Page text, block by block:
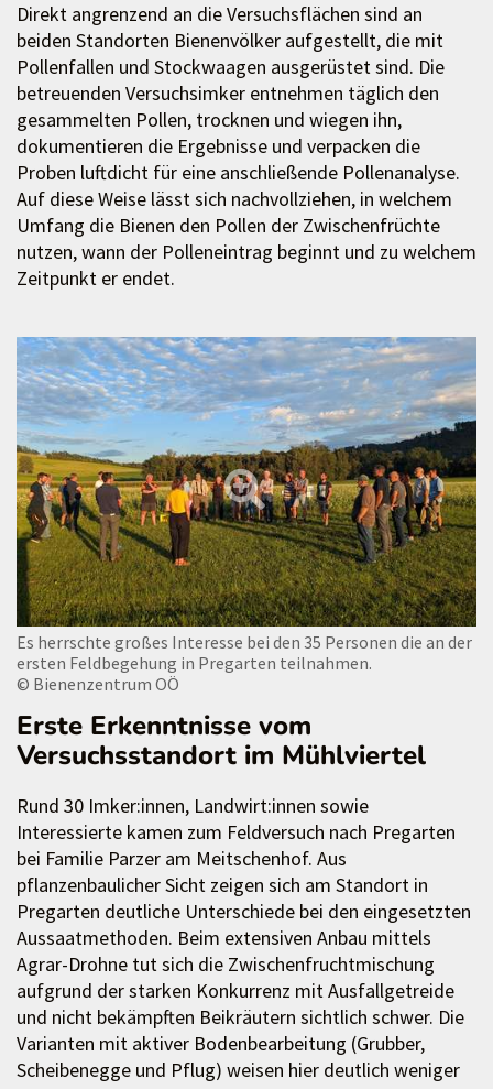
Direkt angrenzend an die Versuchsflächen sind an
beiden Standorten Bienenvölker aufgestellt, die mit
Pollenfallen und Stockwaagen ausgerüstet sind. Die
betreuenden Versuchsimker entnehmen täglich den
gesammelten Pollen, trocknen und wiegen ihn,
dokumentieren die Ergebnisse und verpacken die
Proben luftdicht für eine anschließende Pollenanalyse.
Auf diese Weise lässt sich nachvollziehen, in welchem
Umfang die Bienen den Pollen der Zwischenfrüchte
nutzen, wann der Polleneintrag beginnt und zu welchem
Zeitpunkt er endet.
Es herrschte großes Interesse bei den 35 Personen die an der
ersten Feldbegehung in Pregarten teilnahmen.
© Bienenzentrum OÖ
Erste Erkenntnisse vom
Versuchsstandort im Mühlviertel
Rund 30 Imker:innen, Landwirt:innen sowie
Interessierte kamen zum Feldversuch nach Pregarten
bei Familie Parzer am Meitschenhof. Aus
pflanzenbaulicher Sicht zeigen sich am Standort in
Pregarten deutliche Unterschiede bei den eingesetzten
Aussaatmethoden. Beim extensiven Anbau mittels
Agrar-Drohne tut sich die Zwischenfruchtmischung
aufgrund der starken Konkurrenz mit Ausfallgetreide
und nicht bekämpften Beikräutern sichtlich schwer. Die
Varianten mit aktiver Bodenbearbeitung (Grubber,
Scheibenegge und Pflug) weisen hier deutlich weniger